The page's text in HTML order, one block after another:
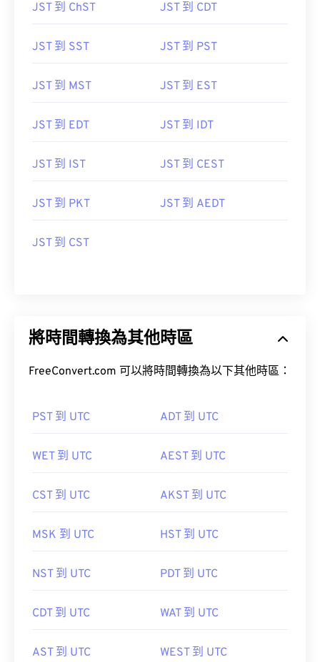
JST 到 ChST JST 到 CDT
JST 到 SST JST 到 PST
JST 到 MST JST 到 EST
JST 到 EDT JST 到 IDT
JST 到 IST JST 到 CEST
JST 到 PKT JST 到 AEDT
JST 到 CST
將時間轉換為其他時區
FreeConvert.com 可以將時間轉換為以下其他時區：
PST 到 UTC ADT 到 UTC
WET 到 UTC AEST 到 UTC
CST 到 UTC AKST 到 UTC
MSK 到 UTC HST 到 UTC
NST 到 UTC PDT 到 UTC
CDT 到 UTC WAT 到 UTC
AST 到 UTC WEST 到 UTC